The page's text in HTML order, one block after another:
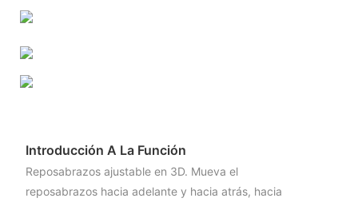
Introducción A La Función
Reposabrazos ajustable en 3D. Mueva el
reposabrazos hacia adelante y hacia atrás, hacia